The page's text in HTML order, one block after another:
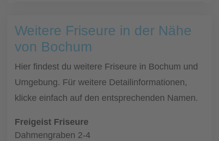
Weitere Friseure in der Nähe
von Bochum
Hier findest du weitere Friseure in Bochum und
Umgebung. Für weitere Detailinformationen,
klicke einfach auf den entsprechenden Namen.
Freigeist Friseure
Dahmengraben 2-4